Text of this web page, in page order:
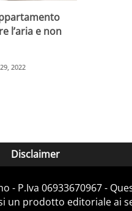
l’aria e non
2022
Disclaimer
- P.Iva 06933670967 -
prodotto editoriale ai